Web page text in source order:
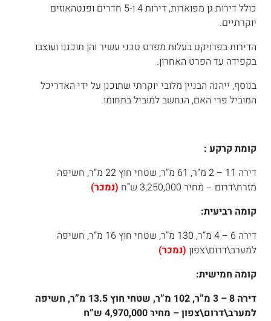
כולל דירות גן מפוארות, דירות 4 ו-5 חדרים ופנטהאוזים
יוקרתיים.
הדירות בפרויקט בעלות מפרט טכני עשיר והן תוכננו ועוצבו
בקפידה עד הפרט האחרון.
בנוסף, ייהנה הבניין מלובי יוקרתי שתוכנן על ידי האדריכל
המוביל פרי האם, הנחשב למוביל בתחומו.
קומת קרקע :
דירה 11 – 2 מ”ר, 61 מ”ר, שטחי חוץ 22 מ”ר, חשיפה
מזרח\דרום – מחיר 3,250,000 ש”ח
(נמכר)
קומה רביעית:
דירה 6 – 4 מ”ר, 130 מ”ר, שטחי חוץ 16 מ”ר, חשיפה
למערב\דרום\צפון (נמכר)
קומה חמישית:
דירה 8 – 3 מ”ר, 102 מ”ר, שטחי חוץ 13.5 מ”ר, חשיפה
למערב\דרום\צפון – מחיר 4,970,000 ש”ח